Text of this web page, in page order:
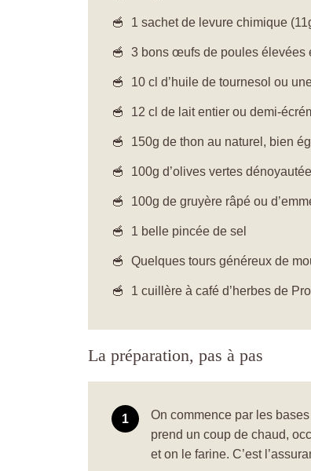
1 sachet de levure chimique
3 bons œufs de poules élevées
10 cl d’huile de tournesol ou
12 cl de lait entier ou demi-
150g de thon au naturel, bien
100g d’olives vertes
100g de gruyère râpé ou
1 belle pincée de sel
Quelques tours généreux de
1 cuillère à café d’herbes de
La préparation, pas à pas
On commence par les
prend un coup de chaud,
et on le farine. C’est